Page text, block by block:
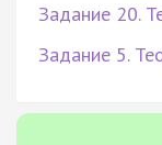
Задание 20.
Задание 5.